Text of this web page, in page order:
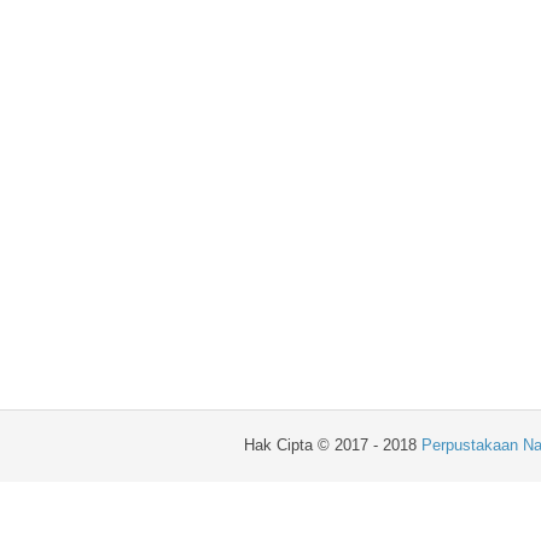
Hak Cipta © 2017 - 2018 Perpustakaan